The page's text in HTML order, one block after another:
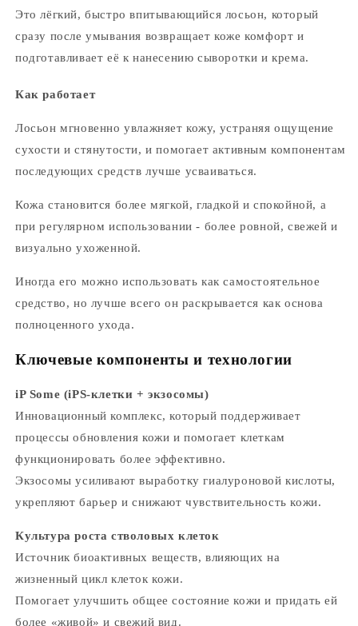
Это лёгкий, быстро впитывающийся лосьон, который
сразу после умывания возвращает коже комфорт и
подготавливает её к нанесению сыворотки и крема.
Как работает
Лосьон мгновенно увлажняет кожу, устраняя ощущение
сухости и стянутости, и помогает активным компонентам
последующих средств лучше усваиваться.
Кожа становится более мягкой, гладкой и спокойной, а
при регулярном использовании - более ровной, свежей и
визуально ухоженной.
Иногда его можно использовать как самостоятельное
средство, но лучше всего он раскрывается как основа
полноценного ухода.
Ключевые компоненты и технологии
iP Some (iPS-клетки + экзосомы)
Инновационный комплекс, который поддерживает
процессы обновления кожи и помогает клеткам
функционировать более эффективно.
Экзосомы усиливают выработку гиалуроновой кислоты,
укрепляют барьер и снижают чувствительность кожи.
Культура роста стволовых клеток
Источник биоактивных веществ, влияющих на
жизненный цикл клеток кожи.
Помогает улучшить общее состояние кожи и придать ей
более «живой» и свежий вид.